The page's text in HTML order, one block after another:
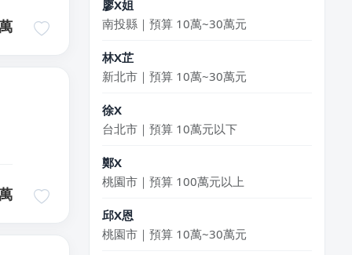
南投縣｜預算 10萬~30萬元
新北市｜預算 10萬~30萬元
台北市｜預算 10萬元以下
桃園市｜預算 100萬元以上
桃園市｜預算 10萬~30萬元